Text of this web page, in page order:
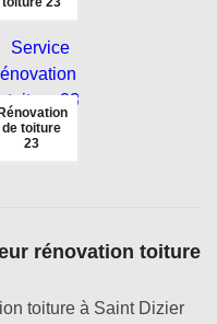
Rénovation
de toiture
23
rénovation toiture
toiture à Saint Dizier